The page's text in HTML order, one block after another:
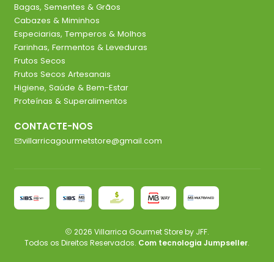
Bagas, Sementes & Grãos
Cabazes & Miminhos
Especiarias, Temperos & Molhos
Farinhas, Fermentos & Leveduras
Frutos Secos
Frutos Secos Artesanais
Higiene, Saúde & Bem-Estar
Proteínas & Superalimentos
CONTACTE-NOS
villarricagourmetstore@gmail.com
2026 Villarrica Gourmet Store by JFF.
Todos os Direitos Reservados. Com tecnologia Jumpseller.